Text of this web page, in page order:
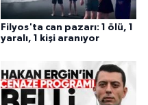
Filyos'ta can pazarı: 1 ölü, 1
yaralı, 1 kişi aranıyor